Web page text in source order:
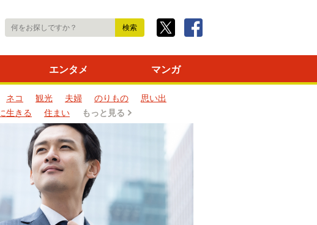
エンタメ マンガ
ネコ 観光 夫婦 のりもの
思い出
生きる 住まい もっと見る